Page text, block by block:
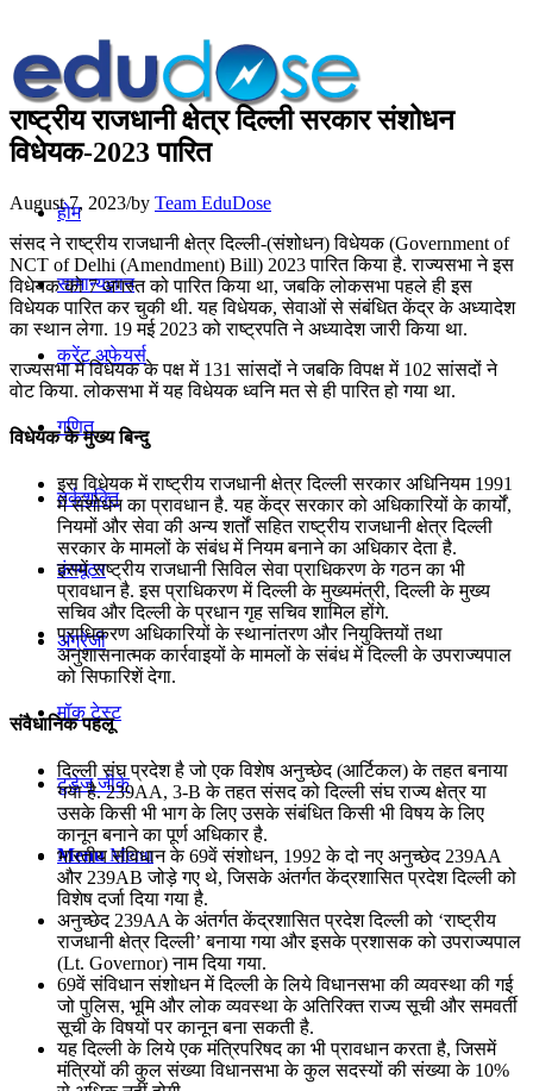
होम
सामान्यज्ञान
करेंट अफेयर्स
गणित
तर्कशक्ति
कंप्यूटर
अंग्रेजी
मॉक टेस्ट
टुडेज जीके
Menu Menu
राष्ट्रीय राजधानी क्षेत्र दिल्‍ली सरकार संशोधन
विधेयक-2023 पारित
August 7, 2023/by Team EduDose
संसद ने राष्ट्रीय राजधानी क्षेत्र दिल्ली-(संशोधन) विधेयक (Government of
NCT of Delhi (Amendment) Bill) 2023 पारित किया है. राज्यसभा ने इस
विधेयक को 7 अगस्त को पारित किया था, जबकि लोकसभा पहले ही इस
विधेयक पारित कर चुकी थी. यह विधेयक, सेवाओं से संबंधित केंद्र के अध्यादेश
का स्थान लेगा. 19 मई 2023 को राष्ट्रपति ने अध्यादेश जारी किया था.
राज्यसभा में विधेयक के पक्ष में 131 सांसदों ने जबकि विपक्ष में 102 सांसदों ने
वोट किया. लोकसभा में यह विधेयक ध्वनि मत से ही पारित हो गया था.
विधेयक के मुख्य बिन्दु
इस विधेयक में राष्ट्रीय राजधानी क्षेत्र दिल्ली सरकार अधिनियम 1991
में संशोधन का प्रावधान है. यह केंद्र सरकार को अधिकारियों के कार्यों,
नियमों और सेवा की अन्य शर्तों सहित राष्ट्रीय राजधानी क्षेत्र दिल्ली
सरकार के मामलों के संबंध में नियम बनाने का अधिकार देता है.
इसमें राष्ट्रीय राजधानी सिविल सेवा प्राधिकरण के गठन का भी
प्रावधान है. इस प्राधिकरण में दिल्ली के मुख्यमंत्री, दिल्ली के मुख्य
सचिव और दिल्ली के प्रधान गृह सचिव शामिल होंगे.
प्राधिकरण अधिकारियों के स्थानांतरण और नियुक्तियों तथा
अनुशासनात्मक कार्रवाइयों के मामलों के संबंध में दिल्ली के उपराज्यपाल
को सिफारिशें देगा.
संवैधानिक पहलू
दिल्‍ली संघ प्रदेश है जो एक विशेष अनुच्‍छेद (आर्टिकल) के तहत बनाया
गया है. 239AA, 3-B के तहत संसद को दिल्‍ली संघ राज्‍य क्षेत्र या
उसके किसी भी भाग के लिए उसके संबंधित किसी भी विषय के लिए
कानून बनाने का पूर्ण अधिकार है.
भारतीय संविधान के 69वें संशोधन, 1992 के दो नए अनुच्छेद 239AA
और 239AB जोड़े गए थे, जिसके अंतर्गत केंद्रशासित प्रदेश दिल्ली को
विशेष दर्जा दिया गया है.
अनुच्छेद 239AA के अंतर्गत केंद्रशासित प्रदेश दिल्ली को ‘राष्ट्रीय
राजधानी क्षेत्र दिल्ली’ बनाया गया और इसके प्रशासक को उपराज्यपाल
(Lt. Governor) नाम दिया गया.
69वें संविधान संशोधन में दिल्ली के लिये विधानसभा की व्यवस्था की गई
जो पुलिस, भूमि और लोक व्यवस्था के अतिरिक्त राज्य सूची और समवर्ती
सूची के विषयों पर कानून बना सकती है.
यह दिल्ली के लिये एक मंत्रिपरिषद का भी प्रावधान करता है, जिसमें
मंत्रियों की कुल संख्या विधानसभा के कुल सदस्यों की संख्या के 10%